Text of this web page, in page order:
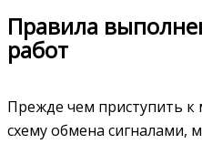
Правила
работ
Прежде чем приступить
схему обмена сигналами,